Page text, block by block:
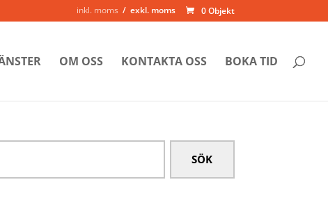
0 Objekt
inkl. moms exkl. moms
OM OSS KONTAKTA OSS BOKA TID